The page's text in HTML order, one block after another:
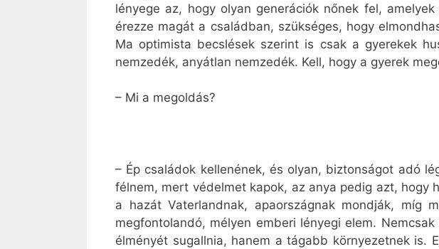
lényege az, hogy olyan generációk nőnek fel,
érezze magát a családban, szükséges, hogy
Ma optimista becslések szerint is csak a gyerekek
nemzedék, anyátlan nemzedék. Kell, hogy a gyerek
– Mi a megoldás?
– Ép családok kellenének, és olyan, biztonságot adó
félnem, mert védelmet kapok, az anya pedig azt, hogy
a hazát Vaterlandnak, apaországnak mondják, míg
megfontolandó, mélyen emberi lényegi elem.
élményét sugallnia, hanem a tágabb környezetnek is.